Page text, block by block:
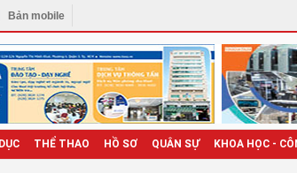
Bản mobile
THỂ THAO HỒ SƠ QUÂN SỰ KHOA HỌC -